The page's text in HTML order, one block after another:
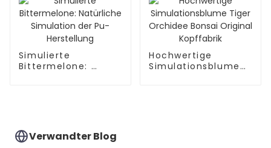
Simulierte
Bittermelone: ​​
Hochwertige
Simulationsblume
Verwandter Blog